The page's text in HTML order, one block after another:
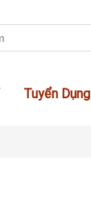
Tuyển Dụng